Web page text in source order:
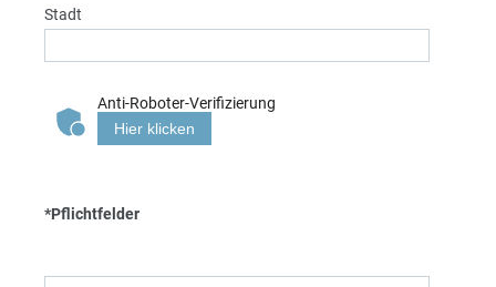
Stadt
Anti-Roboter-Verifizierung
Hier klicken
*Pflichtfelder